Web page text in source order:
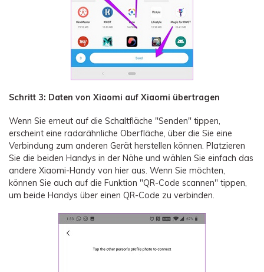
Schritt 3: Daten von Xiaomi auf Xiaomi übertragen
Wenn Sie erneut auf die Schaltfläche "Senden" tippen,
erscheint eine radarähnliche Oberfläche, über die Sie eine
Verbindung zum anderen Gerät herstellen können. Platzieren
Sie die beiden Handys in der Nähe und wählen Sie einfach das
andere Xiaomi-Handy von hier aus. Wenn Sie möchten,
können Sie auch auf die Funktion "QR-Code scannen" tippen,
um beide Handys über einen QR-Code zu verbinden.